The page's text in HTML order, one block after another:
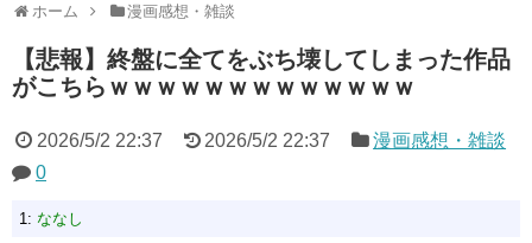
ホーム 漫画感想・雑談
【悲報】終盤に全てをぶち壊してしまった作品
がこちらｗｗｗｗｗｗｗｗｗｗｗｗｗ
2026/5/2 22:37 2026/5/2 22:37
漫画感想・雑談
0
1: ななし